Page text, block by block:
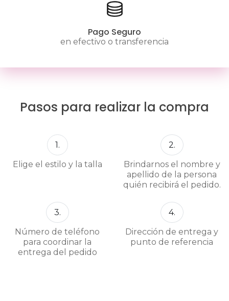
Pago Seguro
en efectivo o transferencia
Pasos para realizar la compra
1.
Elige el estilo y la talla
2.
Brindarnos el nombre y
apellido de la persona
quién recibirá el pedido.
3.
Número de teléfono
para coordinar la
entrega del pedido
4.
Dirección de entrega y
punto de referencia